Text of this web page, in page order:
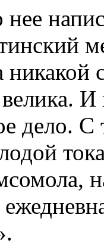
никакой
И
дело.